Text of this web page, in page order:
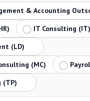
& Accounting
IT Consulting (IT)
(LD)
(MC)
(TP)